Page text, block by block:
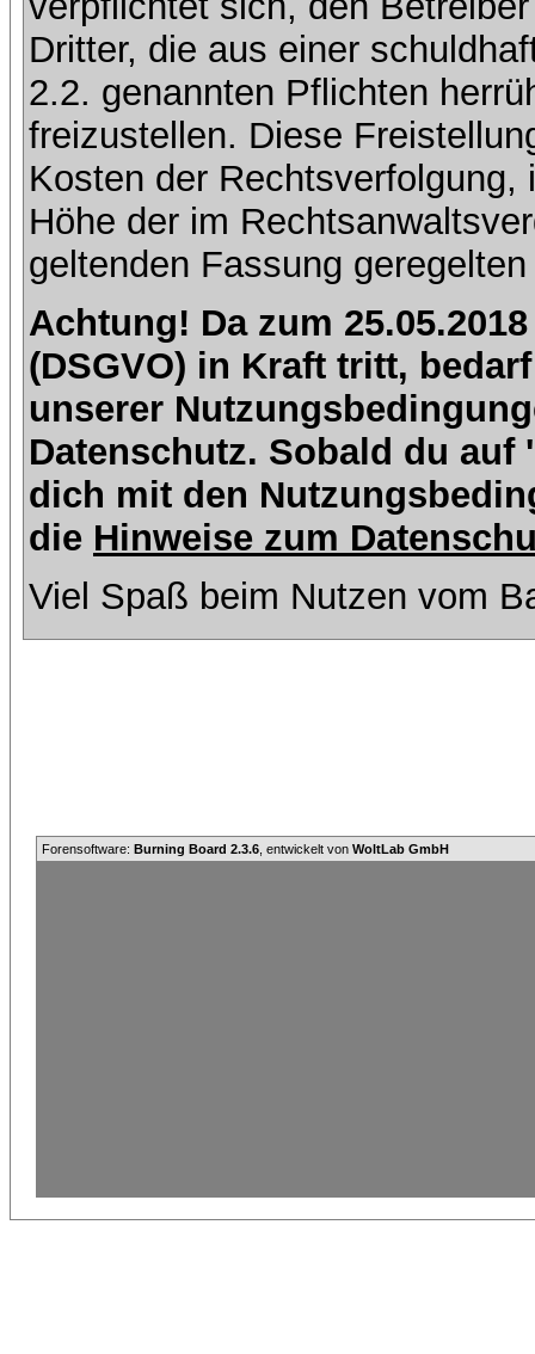
Dritter, die aus einer
2.2. genannten Pflichten
freizustellen. Diese
Kosten der
Höhe der im
geltenden Fassung
Achtung! Da zum
(DSGVO) in Kraft tritt,
unserer
Datenschutz. Sobald du
dich mit den
die Hinweise zum
Viel Spaß beim Nutzen vom
Forensoftware: Burning Board 2.3.6 , entwickelt von WoltLab GmbH